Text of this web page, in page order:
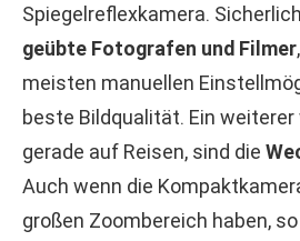
Spiegelreflexkamera.
geübte Fotografen und Filmer
meisten manuellen
beste Bildqualität. Ein
gerade auf Reisen, sind die
Auch wenn die
großen Zoombereich haben,